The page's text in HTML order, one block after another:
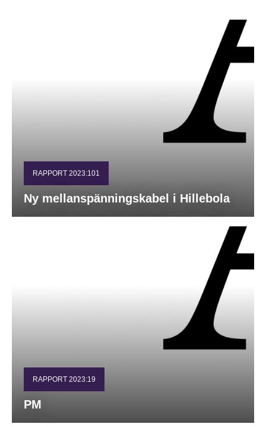
RAPPORT 2023:101
Ny mellanspänningskabel i Hillebola
RAPPORT 2023:19
PM